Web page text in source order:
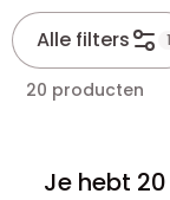
Alle filters 1
20 producten
Je hebt